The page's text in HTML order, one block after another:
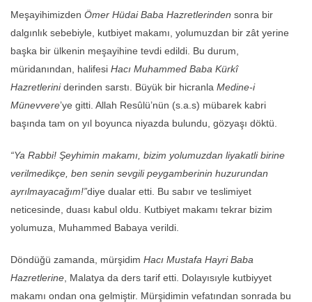
Meşayihimizden Ömer Hüdai Baba Hazretlerinden sonra bir
dalgınlık sebebiyle, kutbiyet makamı, yolumuzdan bir zât yerine
başka bir ülkenin meşayihine tevdi edildi. Bu durum,
müridanından, halifesi Hacı Muhammed Baba Kürkî
Hazretleriniderinden sarstı. Büyük bir hicranla Medine-i
Münevvere’ye gitti. Allah Resûlü’nün (s.a.s) mübarek kabri
başında tam on yıl boyunca niyazda bulundu, gözyaşı döktü.
“Ya Rabbi! Şeyhimin makamı, bizim yolumuzdan liyakatli birine
verilmedikçe, ben senin sevgili peygamberinin huzurundan
ayrılmayacağım!”diye dualar etti. Bu sabır ve teslimiyet
neticesinde, duası kabul oldu. Kutbiyet makamı tekrar bizim
yolumuza, Muhammed Babaya verildi.
Döndüğü zamanda, mürşidim Hacı Mustafa Hayri Baba
Hazretlerine , Malatya da ders tarif etti. Dolayısıyle kutbiyyet
makamı ondan ona gelmiştir. Mürşidimin vefatından sonrada bu